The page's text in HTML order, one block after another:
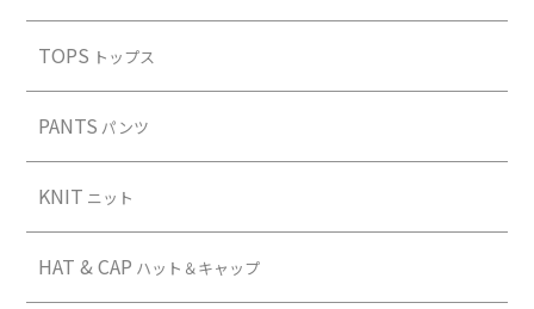
TOPS トップス
PANTS パンツ
KNIT ニット
HAT & CAP ハット＆キャップ